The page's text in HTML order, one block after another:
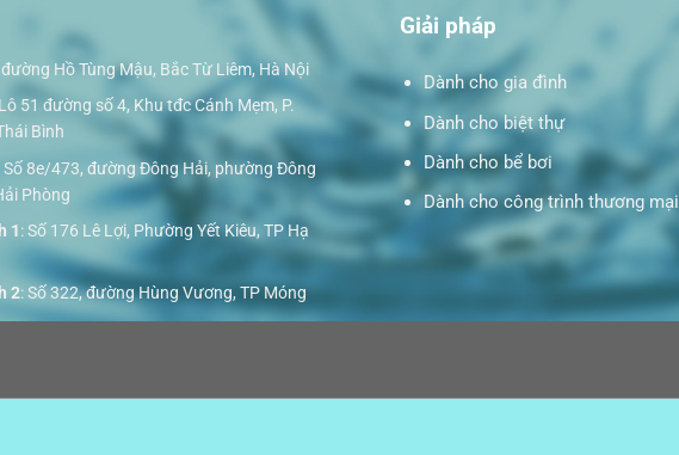
Hồ Tùng Mậu, Bắc Từ Liêm, Hà Nội
51 đường số 4, Khu tđc Cánh Mẹm, P.
Bình
Số 8e/473, đường Đông Hải, phường Đông
Phòng
1: Số 176 Lê Lợi, Phường Yết Kiêu, TP Hạ
2: Số 322, đường Hùng Vương, TP Móng
Giải pháp
Dành cho gia đình
Dành cho biệt thự
Dành cho bể bơi
Dành cho công trình thương mại